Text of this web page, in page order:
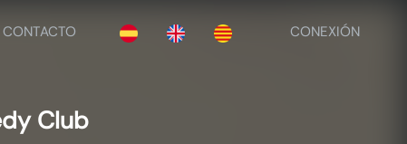
CONTACTO CONEXIÓN
Club